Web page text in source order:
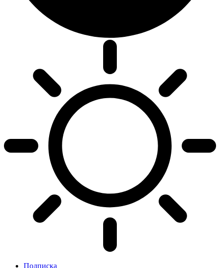
Подписка